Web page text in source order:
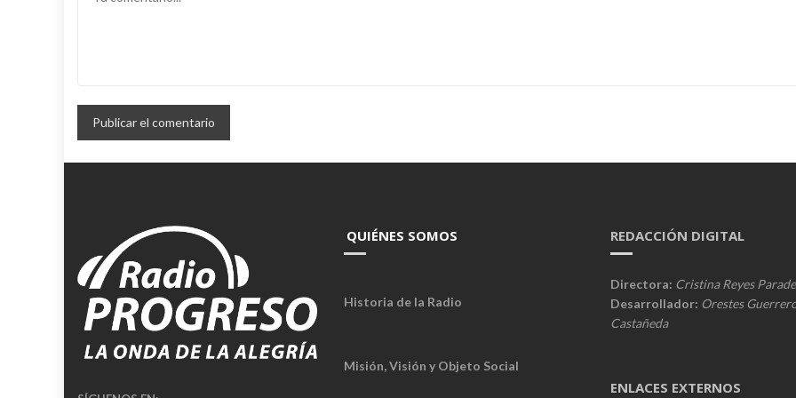
QUIÉNES SOMOS
Historia de la Radio
Misión, Visión y Objeto Social
REDACCIÓN DIGITAL
Directora: Cristina Reyes
Desarrollador: Orestes
Castañeda
ENLACES EXTERNOS